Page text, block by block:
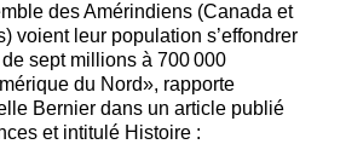
des Amérindiens (Canada et
voient leur population s’effondrer
sept millions à 700 000
du Nord», rapporte
Bernier dans un article publié
et intitulé Histoire :